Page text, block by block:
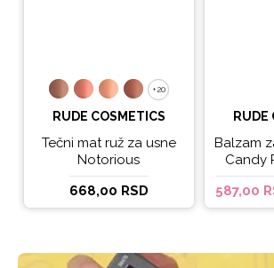
+20
+20
RUDE COSMETICS
Tečni mat ruž za usne
Notorious
668,00 RSD
RUDE
Balzam
Candy
587,00